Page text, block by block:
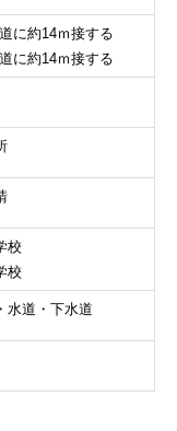
に約14ｍ接する
に約14ｍ接する
校
校
水道・下水道